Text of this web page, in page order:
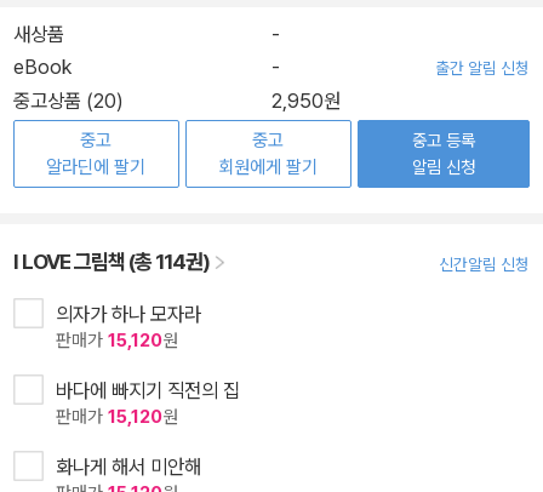
새상품
-
eBook
- 출간 알림 신청
중고상품 (20) 2,950원
중고
알라딘에 팔기
중고
회원에게 팔기
중고 등록
알림 신청
I LOVE 그림책 (총 114권) 신간알림 신청
의자가 하나 모자라
판매가 15,120원
바다에 빠지기 직전의 집
판매가 15,120원
화나게 해서 미안해